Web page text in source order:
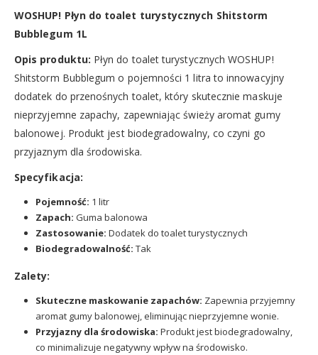
WOSHUP! Płyn do toalet turystycznych Shitstorm
Bubblegum 1L
Opis produktu: Płyn do toalet turystycznych WOSHUP!
Shitstorm Bubblegum o pojemności 1 litra to innowacyjny
dodatek do przenośnych toalet, który skutecznie maskuje
nieprzyjemne zapachy, zapewniając świeży aromat gumy
balonowej. Produkt jest biodegradowalny, co czyni go
przyjaznym dla środowiska.
Specyfikacja:
Pojemność: 1 litr
Zapach: Guma balonowa
Zastosowanie: Dodatek do toalet turystycznych
Biodegradowalność: Tak
Zalety:
Skuteczne maskowanie zapachów: Zapewnia przyjemny
aromat gumy balonowej, eliminując nieprzyjemne wonie.
Przyjazny dla środowiska: Produkt jest biodegradowalny,
co minimalizuje negatywny wpływ na środowisko.